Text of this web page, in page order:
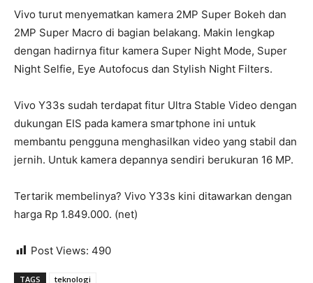
Vivo turut menyematkan kamera 2MP Super Bokeh dan
2MP Super Macro di bagian belakang. Makin lengkap
dengan hadirnya fitur kamera Super Night Mode, Super
Night Selfie, Eye Autofocus dan Stylish Night Filters.
Vivo Y33s sudah terdapat fitur Ultra Stable Video dengan
dukungan EIS pada kamera smartphone ini untuk
membantu pengguna menghasilkan video yang stabil dan
jernih. Untuk kamera depannya sendiri berukuran 16 MP.
Tertarik membelinya? Vivo Y33s kini ditawarkan dengan
harga Rp 1.849.000. (net)
Post Views: 490
TAGS teknologi